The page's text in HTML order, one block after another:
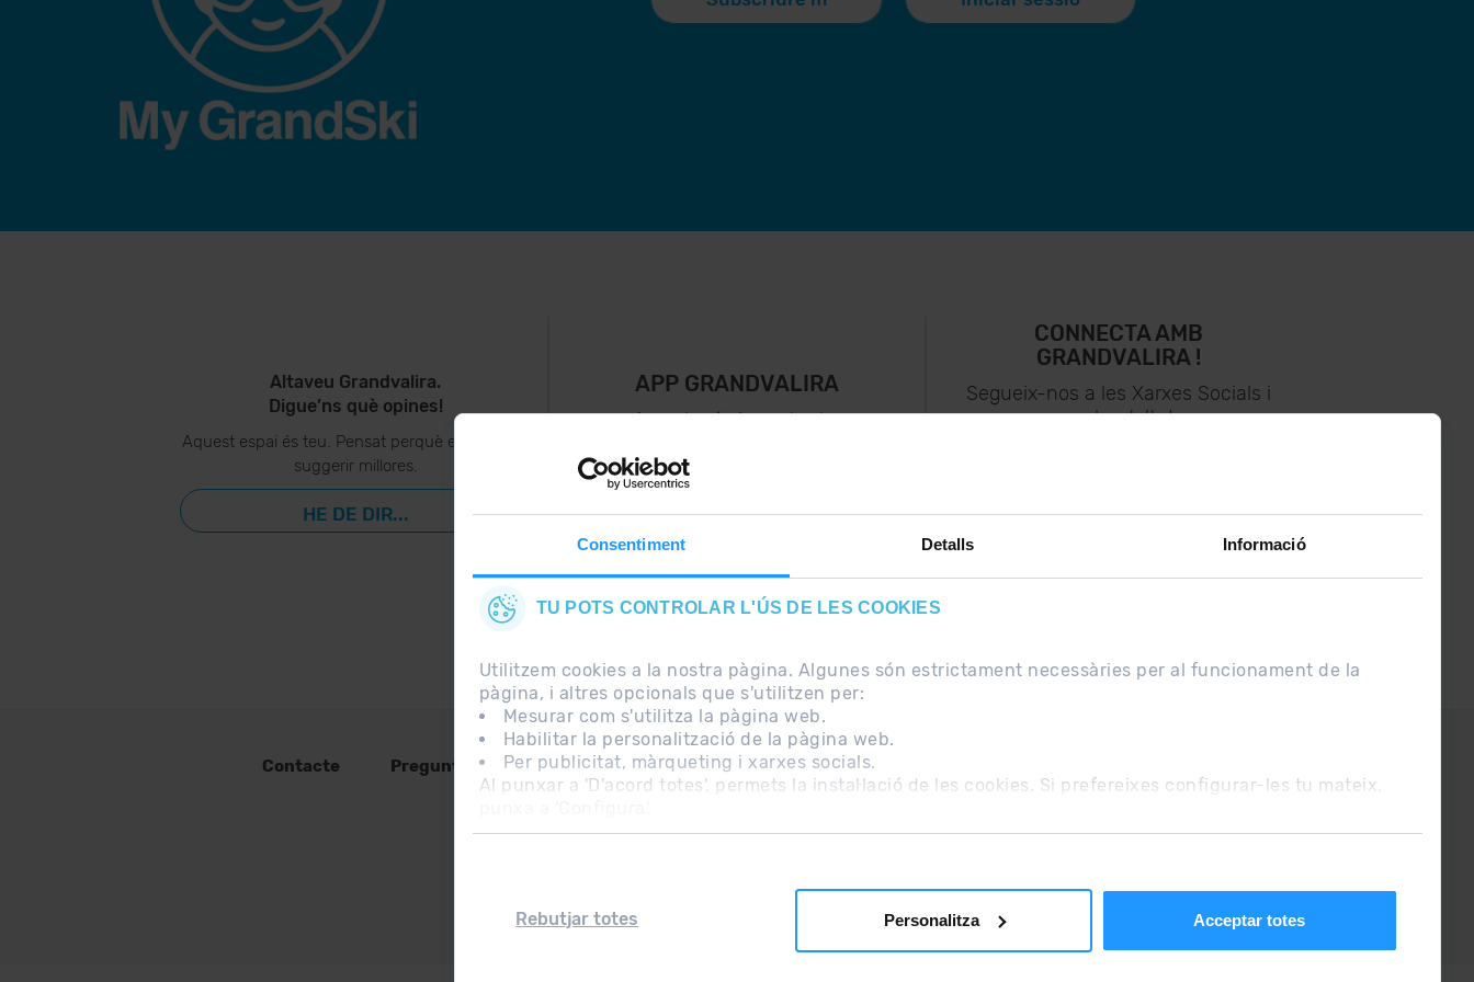
Consentiment Detalls Informació
TU POTS CONTROLAR L'ÚS DE LES COOKIES
Utilitzem cookies a la nostra pàgina. Algunes són estrictament necessàries per al funcionament de la
pàgina, i altres opcionals que s'utilitzen per:
Mesurar com s'utilitza la pàgina web.
Habilitar la personalització de la pàgina web.
Per publicitat, màrqueting i xarxes socials.
Al punxar a 'D'acord totes', permets la instal·lació de les cookies. Si prefereixes configurar-les tu mateix,
Rebutjar totes Personalitza Acceptar totes
Altaveu Grandvalira.
Digue’ns què opines!
Aquest espai és teu. Pensat perquè ens puguis
suggerir millores.
HE DE DIR...
APP GRANDVALIRA
Ara, el més important a
CONNECTA AMB
GRANDVALIRA !
Segueix-nos a les Xarxes Socials i
assabenta’t de
Contacte Preguntes freqüents Nota Legal Informació addicional RGPDUE